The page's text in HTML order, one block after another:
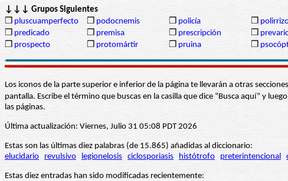
↓↓↓ Grupos Siguientes
❒ pluscuamperfecto ❒ podocnemis ❒ policía ❒
❒ predicado ❒ premisa ❒ prescripción ❒
❒ prospecto ❒ protomártir ❒ pruina ❒
Los iconos de la parte superior e inferior de la página te llevarán a otras
pantalla. Escribe el término que buscas en la casilla que dice “Busca aquí” y
las páginas.
Última actualización: Viernes, Julio 31 05:08 PDT 2026
Estas son las últimas diez palabras (de 15.865) añadidas al diccionario:
elucidario
revulsivo legionelosis ciclosporiasis histótrofo preterintencional
Estas diez entradas han sido modificadas recientemente: